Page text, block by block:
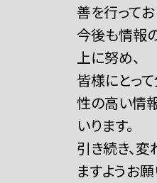
善を行ってお
今後も情報
上に努め、
皆様にとっ
性の高い情
いります。
引き続き、
ますようお